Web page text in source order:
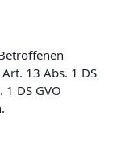
13 Abs. 1 DS
DS GVO